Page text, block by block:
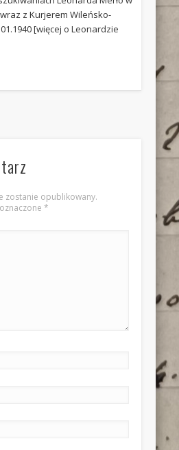
z Kurjerem Wileńsko-
[więcej o Leonardzie
zostanie opublikowany.
*